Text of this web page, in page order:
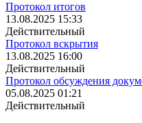
Протокол итогов
13.08.2025 15:33
Действительный
Протокол вскрытия
13.08.2025 16:00
Действительный
Протокол обсуждения
05.08.2025 01:21
Действительный